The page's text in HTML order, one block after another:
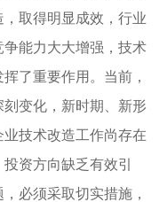
取得明显成效，行业
能力大大增强，技术
了重要作用。当前，
变化，新时期、新形
技术改造工作尚存在
资方向缺乏有效引
必须采取切实措施，